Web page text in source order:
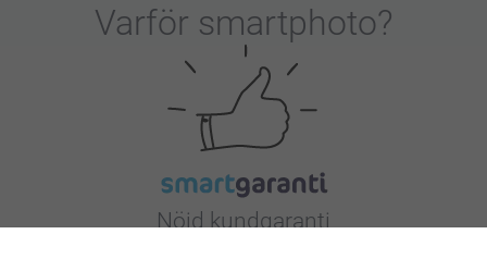
Varför smartphoto?
Nöjd kundgaranti